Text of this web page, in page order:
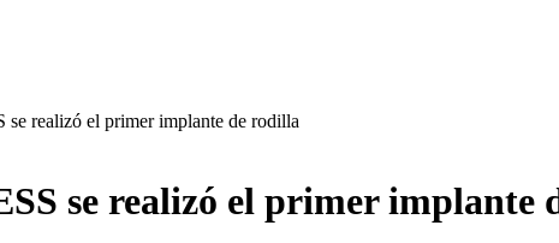
realizó el primer implante de rodilla
se realizó el primer implante